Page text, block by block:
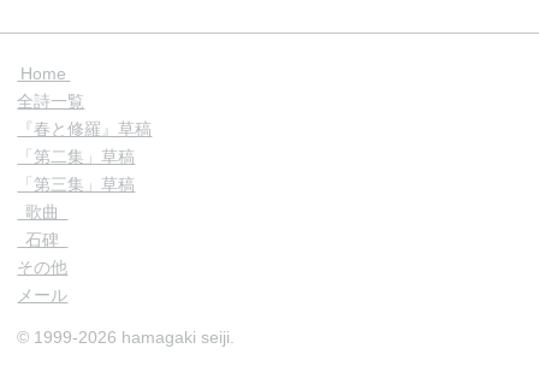
Home
全詩一覧
『春と修羅』草稿
「第二集」草稿
「第三集」草稿
歌曲
石碑
その他
メール
© 1999-2026 hamagaki seiji.